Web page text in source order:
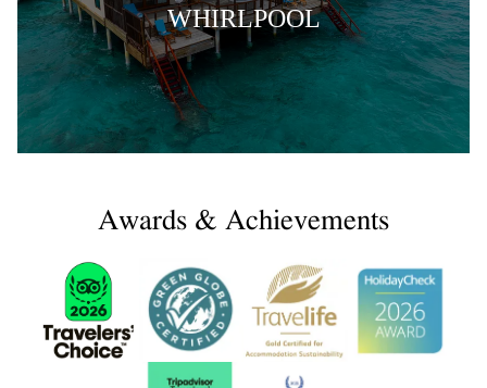
WHIRLPOOL
Awards & Achievements